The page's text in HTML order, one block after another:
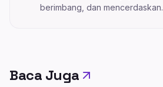
berimbang, dan mencerdaskan.
Baca Juga